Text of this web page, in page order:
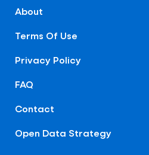
About
Terms Of Use
Privacy Policy
FAQ
Contact
Open Data Strategy